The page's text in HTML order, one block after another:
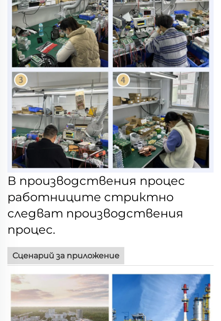
В производствения процес
работниците стриктно
следват производствения
процес.
Сценарий за приложение